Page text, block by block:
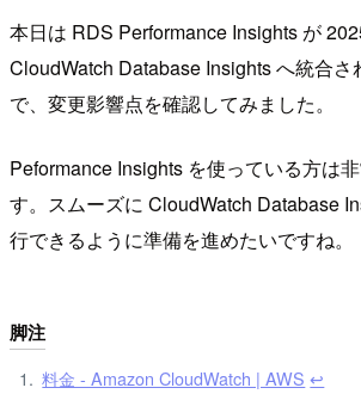
本日は RDS Performance Insights が
CloudWatch Database Insights へ統合
で、変更影響点を確認してみました。
Peformance Insights を使っている方は
す。スムーズに CloudWatch Database
行できるように準備を進めたいですね。
脚注
料金 - Amazon CloudWatch | AWS ↩︎